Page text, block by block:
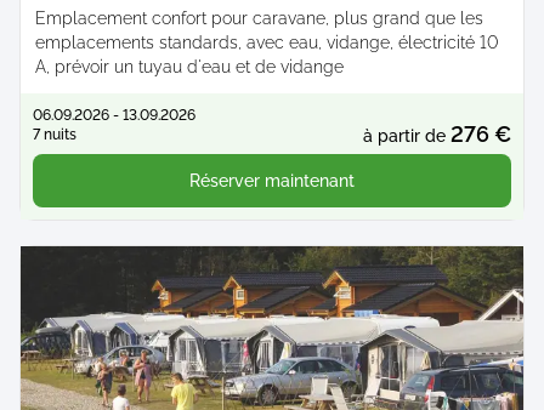
Emplacement confort pour caravane, plus grand que les
emplacements standards, avec eau, vidange, électricité 10
A, prévoir un tuyau d'eau et de vidange
06.09.2026 - 13.09.2026
7 nuits
à partir de 276 €
Réserver maintenant